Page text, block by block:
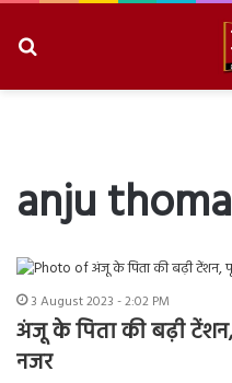
anju
3 August 2023 - 2:02 PM
अंजू के पिता की बढ़ी
नजर